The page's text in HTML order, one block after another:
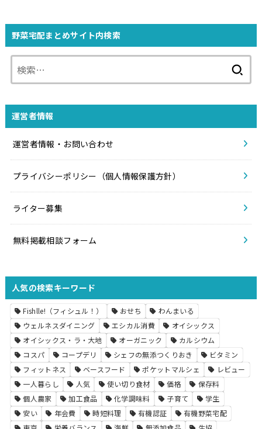
野菜宅配まとめサイト内検索
運営者情報
運営者情報・お問い合わせ
プライバシーポリシー（個人情報保護方針）
ライター募集
無料掲載相談フォーム
人気の検索キーワード
Fishlle!（フィシュル！） おせち
わんまいる
ウェルネスダイニング
エシカル消費
オイシックス
オイシックス・ラ・大地
オーガニック
カルシウム
コスパ
コープデリ シェフの無添つくりおき
ビタミン
フィットネス
ベースフード ポケットマルシェ
レビュー
一人暮らし
人気 使い切り食材 価格
保存料
個人農家
加工食品 化学調味料 子育て
学生
安い
年会費 時短料理 有機認証
有機野菜宅配